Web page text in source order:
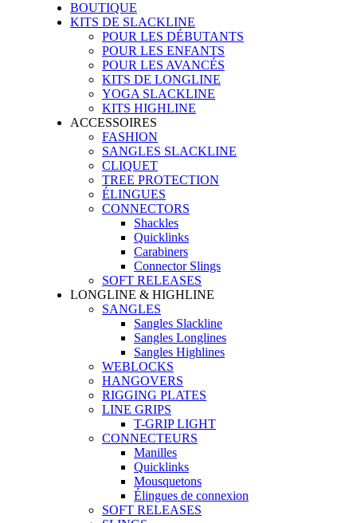
BOUTIQUE
KITS DE SLACKLINE
POUR LES DÉBUTANTS
POUR LES ENFANTS
POUR LES AVANCÉS
KITS DE LONGLINE
YOGA SLACKLINE
KITS HIGHLINE
ACCESSOIRES
FASHION
SANGLES SLACKLINE
CLIQUET
TREE PROTECTION
ÉLINGUES
CONNECTORS
Shackles
Quicklinks
Carabiners
Connector Slings
SOFT RELEASES
LONGLINE & HIGHLINE
SANGLES
Sangles Slackline
Sangles Longlines
Sangles Highlines
WEBLOCKS
HANGOVERS
RIGGING PLATES
LINE GRIPS
T-GRIP LIGHT
CONNECTEURS
Manilles
Quicklinks
Mousquetons
Élingues de connexion
SOFT RELEASES